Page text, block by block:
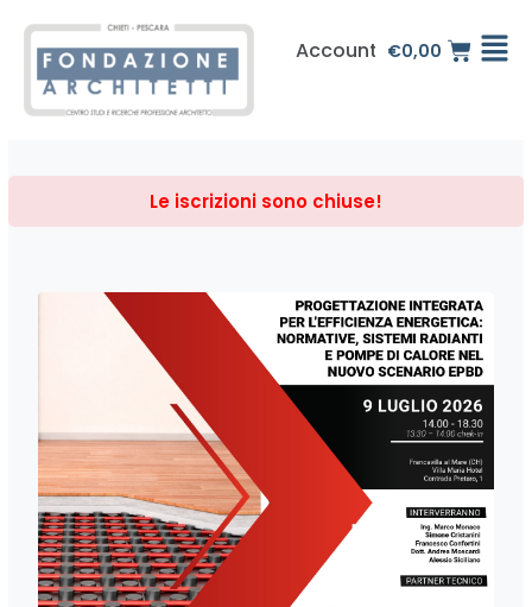
contenuto
Account €0,00
Le iscrizioni sono chiuse!